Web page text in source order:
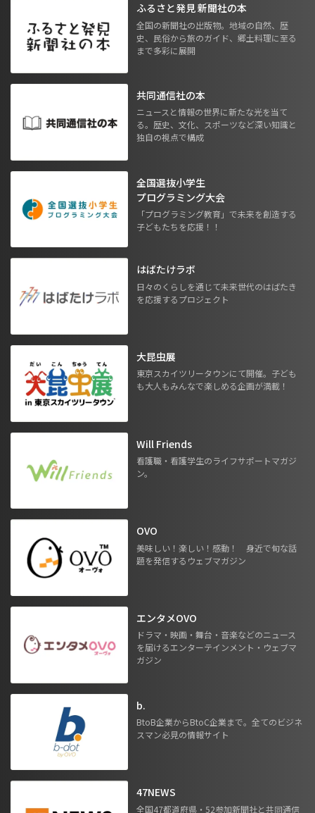
ふるさと発見 新聞社の本
全国の新聞社の出版物。地域の自然、歴
史、民俗から旅のガイド、郷土料理に至る
まで多彩に展開
共同通信社の本
ニュースと情報の世界に新たな光を当て
る。歴史、文化、スポーツなど深い知識と
独自の視点で構成
全国選抜小学生
プログラミング大会
「プログラミング教育」で未来を創造する
子どもたちを応援！！
はばたけラボ
日々のくらしを通じて未来世代のはばたき
を応援するプロジェクト
大昆虫展
東京スカイツリータウンにて開催。子ども
も大人もみんなで楽しめる企画が満載！
Will Friends
看護職・看護学生のライフサポートマガジ
ン。
OVO
美味しい！楽しい！感動！ 身近で旬な話
題を発信するウェブマガジン
エンタメOVO
ドラマ・映画・舞台・音楽などのニュース
を届けるエンターテインメント・ウェブマ
ガジン
b.
BtoB企業からBtoC企業まで。全てのビジネ
スマン必見の情報サイト
47NEWS
全国47都道府県・52参加新聞社と共同通信